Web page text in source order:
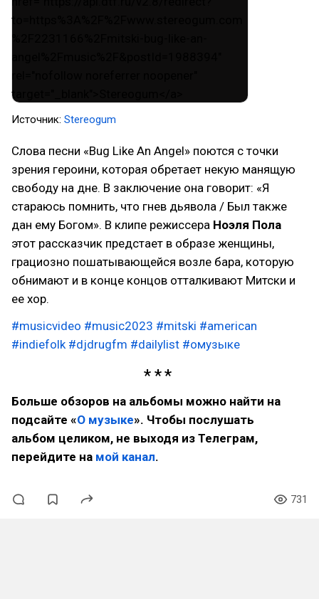
Источник: Stereogum
Слова песни «Bug Like An Angel» поются с точки
зрения героини, которая обретает некую манящую
свободу на дне. В заключение она говорит: «Я
стараюсь помнить, что гнев дьявола / Был также
дан ему Богом». В клипе режиссера Ноэля Пола
этот рассказчик предстает в образе женщины,
грациозно пошатывающейся возле бара, которую
обнимают и в конце концов отталкивают Митски и
ее хор.
#musicvideo #music2023 #mitski #american
#indiefolk #djdrugfm #dailylist #омузыке
Больше обзоров на альбомы можно найти на
подсайте «О музыке». Чтобы послушать
альбом целиком, не выходя из Телеграм,
перейдите на мой канал.
731